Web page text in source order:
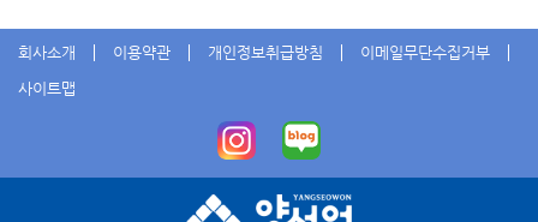
회사소개 이용약관 개인정보취급방침
이메일무단수집거부
사이트맵